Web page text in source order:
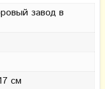
завод в
см